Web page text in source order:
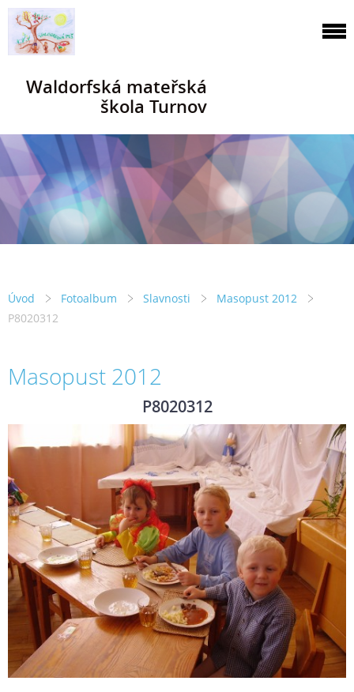
Waldorfská mateřská
škola Turnov
Úvod Fotoalbum Slavnosti
Masopust 2012
P8020312
Masopust 2012
P8020312